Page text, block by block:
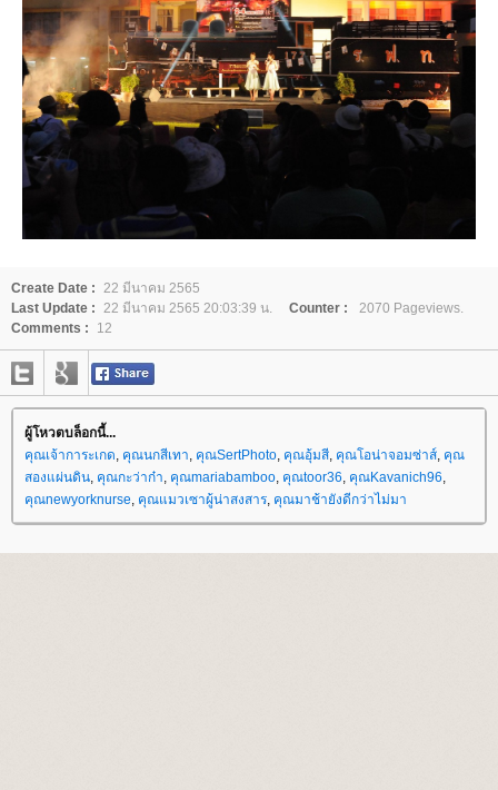
Create Date : 22 มีนาคม 2565
Last Update : 22 มีนาคม 2565 20:03:39 น. Counter :
2070 Pageviews.
Comments :
12
ผู้โหวตบล็อกนี้...
คุณเจ้าการะเกด, คุณนกสีเทา, คุณSertPhoto, คุณอุ้มสี, คุณโอน่าจอมซ่าส์, คุณ
สองแผ่นดิน, คุณกะว่าก๋า, คุณmariabamboo, คุณtoor36, คุณKavanich96,
คุณnewyorknurse, คุณแมวเซาผู้น่าสงสาร, คุณมาช้ายังดีกว่าไม่มา